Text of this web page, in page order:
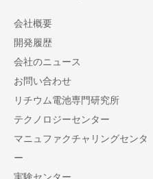
会社概要
開発履歴
会社のニュース
お問い合わせ
リチウム電池専門研究所
テクノロジーセンター
マニュファクチャリングセンタ
ー